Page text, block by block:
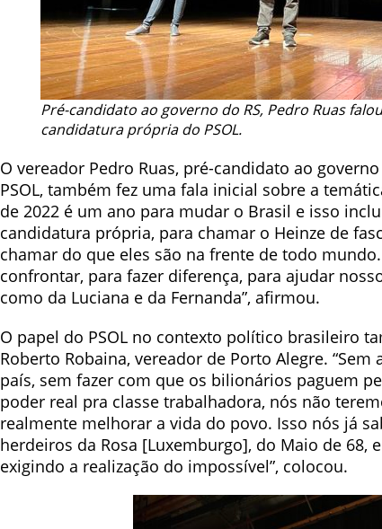
Pré-candidato ao governo do RS, Pedro Ruas
candidatura própria do PSOL.
O vereador Pedro Ruas, pré-candidato ao
PSOL, também fez uma fala inicial sobre a
de 2022 é um ano para mudar o Brasil e isso
candidatura própria, para chamar o Heinze de
chamar do que eles são na frente de todo
confrontar, para fazer diferença, para ajudar
como da Luciana e da Fernanda”, afirmou.
O papel do PSOL no contexto político brasileiro
Roberto Robaina, vereador de Porto Alegre.
país, sem fazer com que os bilionários paguem
poder real pra classe trabalhadora, nós não
realmente melhorar a vida do povo. Isso nós já
herdeiros da Rosa [Luxemburgo], do Maio de 68,
exigindo a realização do impossível”, colocou.